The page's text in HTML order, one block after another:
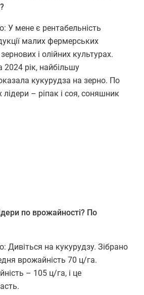
мене є рентабельність
малих фермерських
і олійних культурах.
рік, найбільшу
кукурудза на зерно. По
лідери – ріпак і соя, соняшник
по врожайності? По
на кукурудзу. Зібрано
врожайність 70 ц/га.
– 105 ц/га, і це